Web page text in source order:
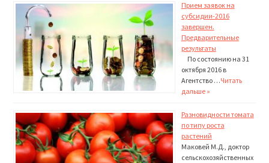
Прием заявок на
субсидии-2016
завершен.
Предварительные
результаты
По состоянию на 31
октября 2016 в
Агентство …Читать
дальше »
Разновидности томата
по типу роста
растений
Маковей М.Д., доктор
сельскохозяйственных